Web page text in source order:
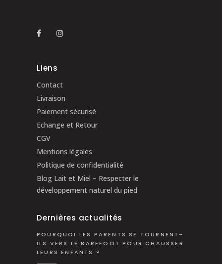
Liens
Contact
Livraison
Paiement sécurisé
Echange et Retour
CGV
Mentions légales
Politique de confidentialité
Blog Lait et Miel – Respecter le
développement naturel du pied
Dernières actualités
POURQUOI LES PARENTS SE TOURNENT-
ILS VERS LE BAREFOOT POUR CHAUSSER
LEURS ENFANTS ?